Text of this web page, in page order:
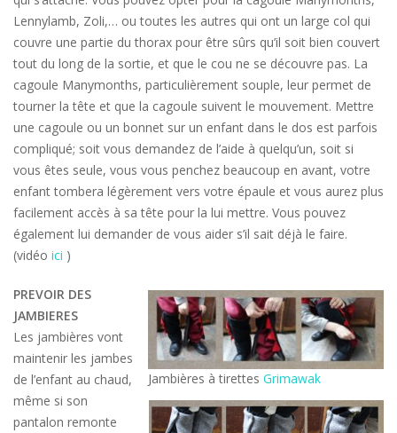
Lennylamb, Zoli,… ou toutes les autres qui ont un large col qui
couvre une partie du thorax pour être sûrs qu’il soit bien couvert
tout du long de la sortie, et que le cou ne se découvre pas. La
cagoule Manymonths, particulièrement souple, leur permet de
tourner la tête et que la cagoule suivent le mouvement. Mettre
une cagoule ou un bonnet sur un enfant dans le dos est parfois
compliqué; soit vous demandez de l’aide à quelqu’un, soit si
vous êtes seule, vous vous penchez beaucoup en avant, votre
enfant tombera légèrement vers votre épaule et vous aurez plus
facilement accès à sa tête pour la lui mettre. Vous pouvez
également lui demander de vous aider s’il sait déjà le faire.
(vidéo ici )
Jambières à tirettes Grimawak
PREVOIR DES
JAMBIERES
Les jambières vont
maintenir les jambes
de l’enfant au chaud,
même si son
pantalon remonte